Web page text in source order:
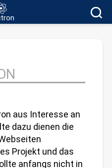
Electron
aus Interesse an
dazu dienen die
Projekt und das
anfangs nicht in